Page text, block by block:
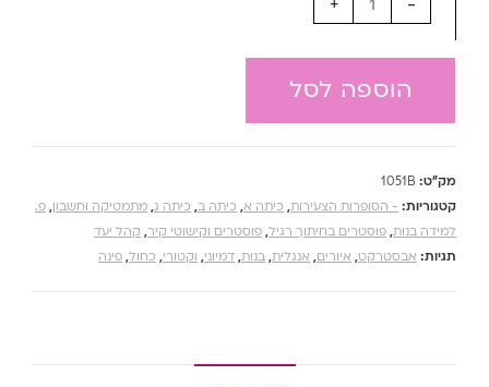
הוספה לסל
מק"ט: 1051B
קטגוריות: - הסופרות הצעירות, כיתה א, כיתה ב, כיתה ג, מתמטיקה וחשבון, פ.
למידה בנות, פוסטרים בחיתוך רגיל, פוסטרים וקישוטי קיר, קהל יעד
תגיות: אבסטרקט, איורים, אנגלית, בנות, דמיוני, וקטורי, כחול, פינה